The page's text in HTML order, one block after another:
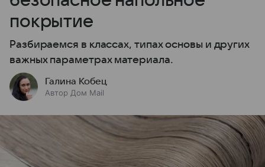
покрытие
Разбираемся в классах, типах основы и других
важных параметрах материала.
Галина Кобец
Автор Дом Mail